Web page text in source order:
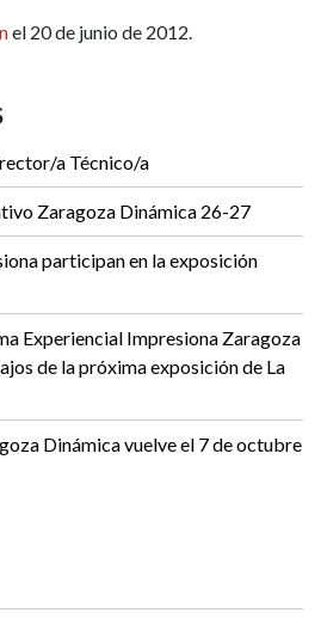
el 20 de junio de 2012.
a Técnico/a
Zaragoza Dinámica 26-27
participan en la exposición
Experiencial Impresiona Zaragoza
de la próxima exposición de La
Dinámica vuelve el 7 de octubre